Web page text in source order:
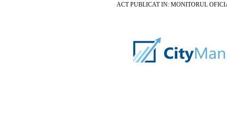
ACT PUBLICAT IN: MONITORUL